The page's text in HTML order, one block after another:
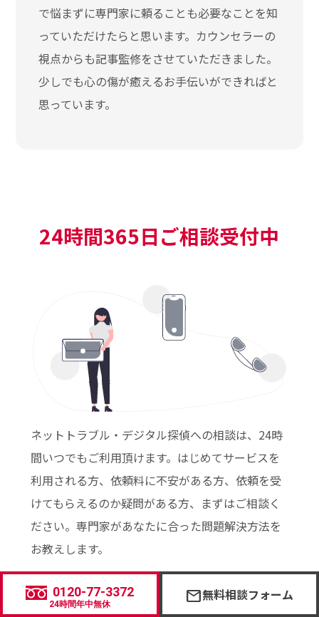
で悩まずに専門家に頼ることも必要なことを知
っていただけたらと思います。カウンセラーの
視点からも記事監修をさせていただきました。
少しでも心の傷が癒えるお手伝いができればと
思っています。
24時間365日ご相談受付中
ネットトラブル・デジタル探偵への相談は、24時
間いつでもご利用頂けます。はじめてサービスを
利用される方、依頼料に不安がある方、依頼を受
けてもらえるのか疑問がある方、まずはご相談く
ださい。専門家があなたに合った問題解決方法を
お教えします。
0120-77-3372
24時間年中無休 mail無料相談フォーム